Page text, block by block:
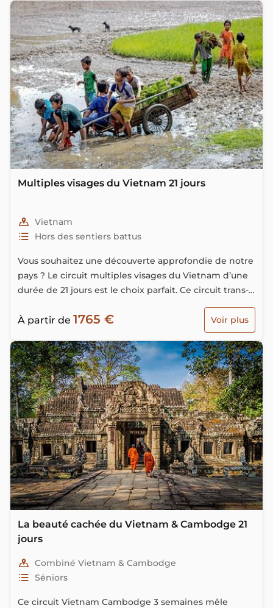
de Hué et la vieille ville de Hoi An, avant de clore
votre voyage dans le sud en visitant Ho Chi Minh ville
et le delta du Mékong. Voici nos suggestions de
programme pour un circuit de 15 jours au Vietnam.
Multiples visages du Vietnam 21 jours
Vietnam
Hors des sentiers battus
Vous souhaitez une découverte approfondie de notre
pays ? Le circuit multiples visages du Vietnam d’une
durée de 21 jours est le choix parfait. Ce circuit trans-
vietnamien dure trois semaines et vous emmènera
vers tous les sites majeurs du pays. Vous profiterez
À partir de 1765 € Voir plus
La beauté cachée du Vietnam & Cambodge 21
jours
Combiné Vietnam & Cambodge
Séniors
Ce circuit Vietnam Cambodge 3 semaines mêle